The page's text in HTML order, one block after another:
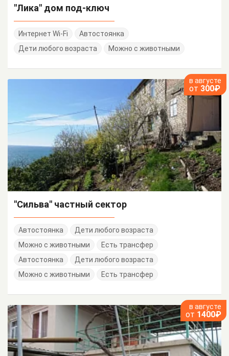
"Лика" дом под-ключ
Интернет Wi-Fi
Автостоянка
Дети любого возраста
Можно с животными
в августе
от 300₽
"Сильва" частный сектор
Автостоянка
Дети любого возраста
Можно с животными
Есть трансфер
Автостоянка
Дети любого возраста
Можно с животными
Есть трансфер
в августе
от 1400₽